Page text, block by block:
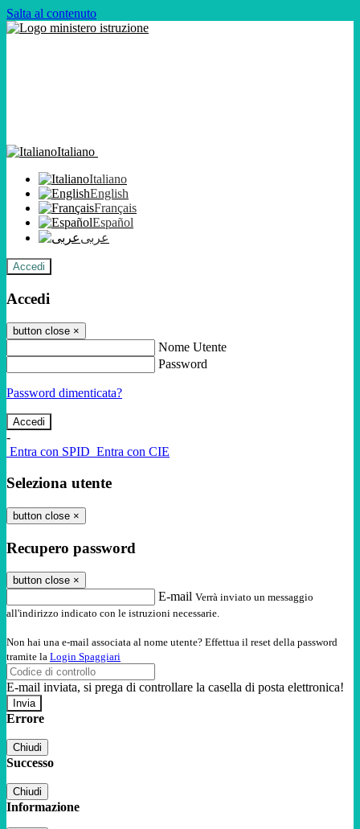
Salta al contenuto
Italiano
Italiano
English
Français
Español
عربى
Accedi
Accedi
button close ×
Nome Utente
Password
Password dimenticata?
-
Entra con SPID Entra con CIE
Seleziona utente
button close ×
Recupero password
button close ×
E-mail Verrà inviato un messaggio
all'indirizzo indicato con le istruzioni necessarie.
Non hai una e-mail associata al nome utente? Effettua il reset della password
tramite la Login Spaggiari
E-mail inviata, si prega di controllare la casella di posta elettronica!
Errore
Chiudi
Successo
Chiudi
Informazione